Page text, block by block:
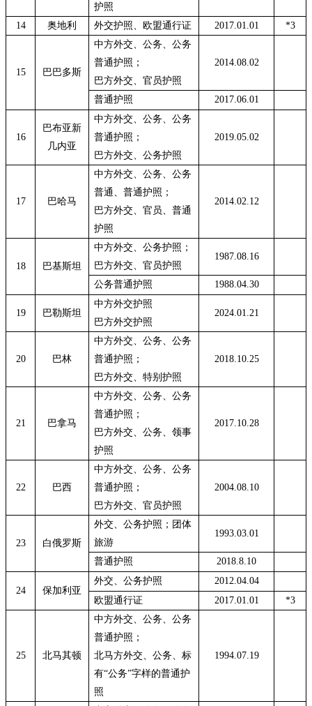
护照
14 奥地利 外交护照、欧盟通行证 2017.01.01 *3
15 巴巴多斯
中方外交、公务、公务
普通护照；
2014.08.02
巴方外交、官员护照
普通护照
2017.06.01
16
巴布亚新
几内亚
中方外交、公务、公务
普通护照；
2019.05.02
巴方外交、公务护照
17 巴哈马
中方外交、公务、公务
普通、普通护照；
2014.02.12
巴方外交、官员、普通
护照
18 巴基斯坦
中方外交、公务护照；
1987.08.16
巴方外交、官员护照
公务普通护照
1988.04.30
19 巴勒斯坦
中方外交护照
2024.01.21
巴方外交护照
20 巴林
中方外交、公务、公务
普通护照；
2018.10.25
巴方外交、特别护照
21 巴拿马
中方外交、公务、公务
普通护照；
2017.10.28
巴方外交、公务、领事
护照
22 巴西
中方外交、公务、公务
普通护照；
2004.08.10
巴方外交、官员护照
23 白俄罗斯
外交、公务护照；团体
旅游
1993.03.01
普通护照 2018.8.10
24 保加利亚
外交、公务护照
2012.04.04
欧盟通行证
2017.01.01 *3
25 北马其顿
中方外交、公务、公务
普通护照；
1994.07.19
北马方外交、公务、标
有“公务”字样的普通护
照